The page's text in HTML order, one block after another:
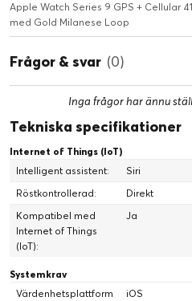
Apple Watch Series 9 GPS + Cellular
med Gold Milanese Loop
Frågor & svar (0)
Inga frågor har ännu
Tekniska specifikationer
Internet of Things (IoT)
Intelligent assistent:
Siri
Röstkontrollerad:
Direkt
Kompatibel med
Internet of Things
(IoT):
Ja
Systemkrav
Värdenhetsplattform
iOS